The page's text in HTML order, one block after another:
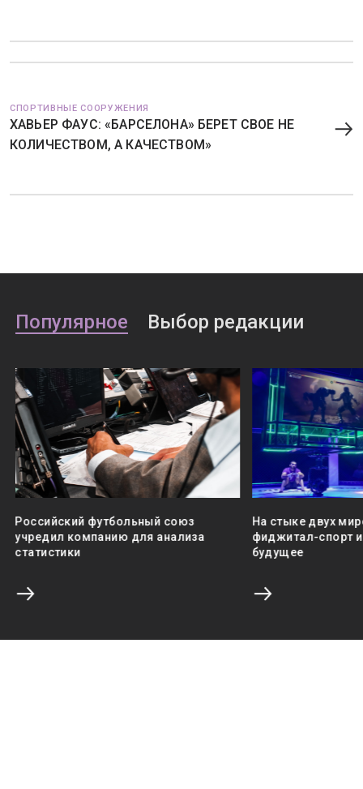
СПОРТИВНЫЕ СООРУЖЕНИЯ
ХАВЬЕР ФАУС: «БАРСЕЛОНА» БЕРЕТ СВОЕ НЕ
КОЛИЧЕСТВОМ, А КАЧЕСТВОМ»
Популярное Выбор редакции
Российский футбольный союз
учредил компанию для анализа
статистики
На стыке двух
фиджитал-спорт
будущее